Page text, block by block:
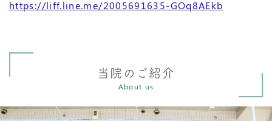
https://liff.line.me/2005691635-GOq8AEkb
当院のご紹介
About us